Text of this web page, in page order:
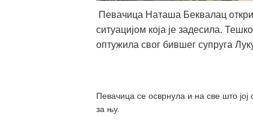
Певачица Наташа Беквалац
ситуацијом која је задесила.
оптужила свог бившег супруга
Певачица се осврнула и на све што јој
за њу.